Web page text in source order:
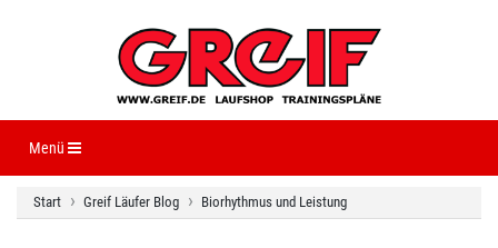
Menü Navigation ein-/ausblenden
Start Greif Läufer Blog Biorhythmus und Leistung